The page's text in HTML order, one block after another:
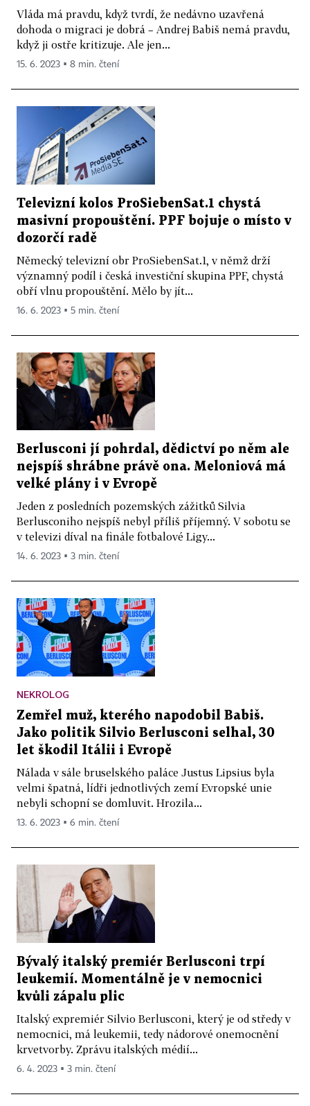
Vláda má pravdu, když tvrdí, že nedávno uzavřená
dohoda o migraci je dobrá – Andrej Babiš nemá pravdu,
když ji ostře kritizuje. Ale jen...
15. 6. 2023 ▪ 8 min. čtení
Televizní kolos ProSiebenSat.1 chystá
masivní propouštění. PPF bojuje o místo v
dozorčí radě
Německý televizní obr ProSiebenSat.1, v němž drží
významný podíl i česká investiční skupina PPF, chystá
obří vlnu propouštění. Mělo by jít...
16. 6. 2023 ▪ 5 min. čtení
Berlusconi jí pohrdal, dědictví po něm ale
nejspíš shrábne právě ona. Meloniová má
velké plány i v Evropě
Jeden z posledních pozemských zážitků Silvia
Berlusconiho nejspíš nebyl příliš příjemný. V sobotu se
v televizi díval na finále fotbalové Ligy...
14. 6. 2023 ▪ 3 min. čtení
NEKROLOG
Zemřel muž, kterého napodobil Babiš.
Jako politik Silvio Berlusconi selhal, 30
let škodil Itálii i Evropě
Nálada v sále bruselského paláce Justus Lipsius byla
velmi špatná, lídři jednotlivých zemí Evropské unie
nebyli schopní se domluvit. Hrozila...
13. 6. 2023 ▪ 6 min. čtení
Bývalý italský premiér Berlusconi trpí
leukemií. Momentálně je v nemocnici
kvůli zápalu plic
Italský expremiér Silvio Berlusconi, který je od středy v
nemocnici, má leukemii, tedy nádorové onemocnění
krvetvorby. Zprávu italských médií...
6. 4. 2023 ▪ 3 min. čtení